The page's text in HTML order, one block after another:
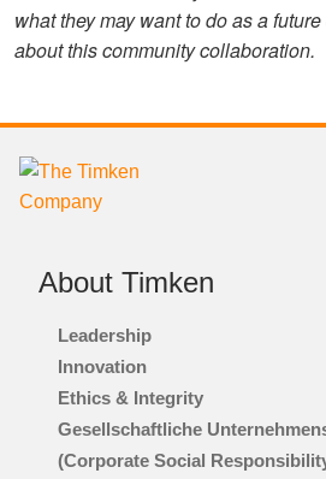
what they may want to do as a future
about this community collaboration.
About Timken
Leadership
Innovation
Ethics & Integrity
Gesellschaftliche
(Corporate Social